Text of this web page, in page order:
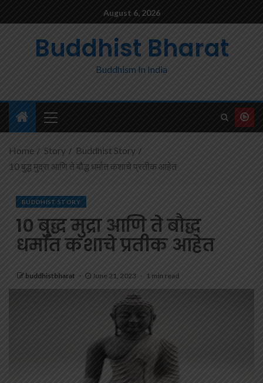
August 6, 2026
Buddhist Bharat
Buddhism In India
Home Story
Buddhist Story
10 बुद्ध मुद्रा आणि ते बौद्ध धर्मात कशाचे प्रतीक आहेत
BUDDHIST STORY
10 बुद्ध मुद्रा आणि ते बौद्ध
धर्मात कशाचे प्रतीक आहेत
buddhistbharat June 21, 2023 1 min read